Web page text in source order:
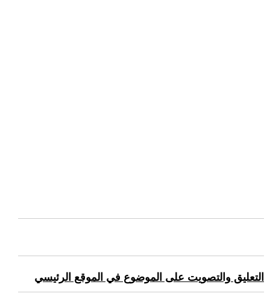
التعليق والتصويت على الموضوع في الموقع الرئيسي